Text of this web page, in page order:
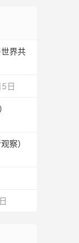
界共
日
察）